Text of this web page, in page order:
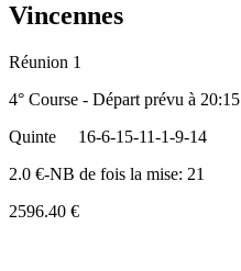
Vincennes
Réunion 1
4° Course - Départ prévu à 20:15
Quinte
16-6-15-11-1-9-14
2.0 €-NB de fois la mise: 21
2596.40 €